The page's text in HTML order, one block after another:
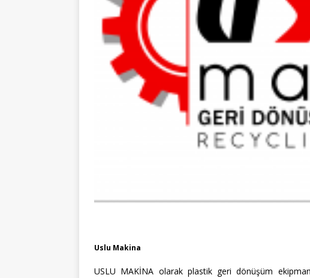
Uslu Makina
USLU MAKİNA olarak plastik geri dönüşüm